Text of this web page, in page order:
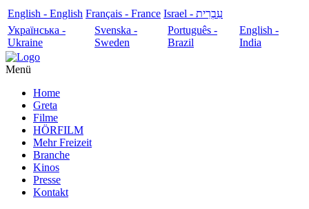
English - English Français - France
עִבְרִית - Israel
Українська -
Ukraine
Svenska -
Sweden
Português -
Brazil
English -
India
Menü
Home
Greta
Filme
HÖRFILM
Mehr Freizeit
Branche
Kinos
Presse
Kontakt